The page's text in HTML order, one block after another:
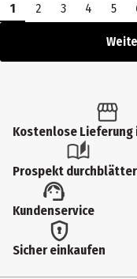
1 2 3 4 5
Kostenlose Lieferung
Prospekt
Kundenservice
Sicher einkaufen